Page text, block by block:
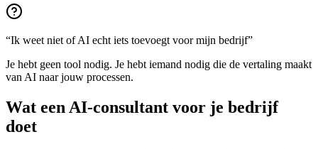
“Ik weet niet of AI echt iets toevoegt voor mijn bedrijf”
Je hebt geen tool nodig. Je hebt iemand nodig die de vertaling maakt
van AI naar jouw processen.
Wat een AI-consultant voor je bedrijf
doet